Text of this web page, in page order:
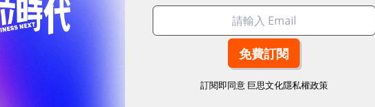
3C生活
告別「極速迷思」！
密：什麼才是 5G 時代
訂閱即同意 巨思文化隱私權政策